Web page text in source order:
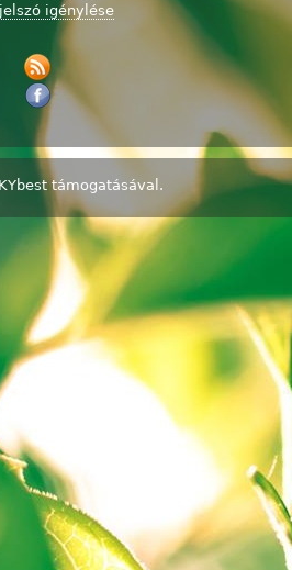
igénylése
KYbest támogatásával.